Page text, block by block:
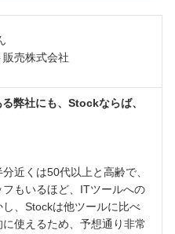
売株式会社
弊社にも、Stockならば、
近くは50代以上と高齢で、
もいるほど、ITツールへの
、Stockは他ツールに比べ
使えるため、予想通り非常